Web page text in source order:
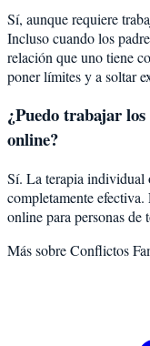
Sí, aunque requiere
Incluso cuando los
relación que uno tiene
poner límites y a soltar
¿Puedo trabajar
online?
Sí. La terapia individual
completamente
online para personas de
Más sobreConflictos